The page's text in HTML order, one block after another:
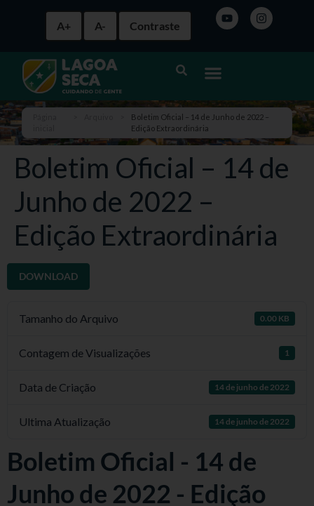
A+ A- Contraste
Boletim Oficial – 14 de Junho de 2022 –
Edição Extraordinária
Boletim Oficial – 14 de
Junho de 2022 –
Edição Extraordinária
DOWNLOAD
Tamanho do Arquivo 0.00 KB
Contagem de Visualizações 1
Data de Criação 14 de junho de 2022
Ultima Atualização 14 de junho de 2022
Boletim Oficial - 14 de
Junho de 2022 - Edição